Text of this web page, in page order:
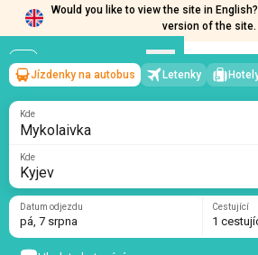
Would you like to view the site in English?
version of the site.
Mykolaivka
Jízdenky na autobus Letenky Hotely
Kde
Datum odjezdu
pá, 7 srpna
Hledat ubytování